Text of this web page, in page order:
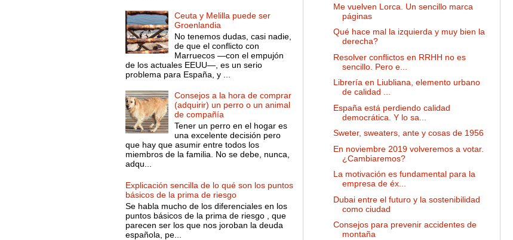
Ceuta y Melilla puede ser
Groenlandia
No tenemos dudas, casi nadie,
de que el conflicto con
Marruecos —con el empujón
de los actuales EEUU—, es un serio
problema para España, y ...
Consejos a la hora de comprar
(adquirir) un perro o un animal
de compañía
Tener un perro en el hogar es
una excelente decisión pero
que hay que asumir entre todos los
miembros de la familia. No se debe, nunca,
adqu...
Explicación sencilla de lo qué son los puntos
básicos de la prima de riesgo
Se habla mucho de los diferenciales en los
puntos básicos de la prima de riesgo , que
parecen ser los que nos joroban la deuda
española, pe...
Me vuelven Lorca. Un sencillo marca
páginas
Qué hace mal la izquierda y muy bien la
derecha?
Resolver conflictos en RRHH no es
sencillo. Pero e...
Librería en Liubliana, elemento urbano
de calidad ...
España está perdiendo calidad
democrática. Y lo sa...
Sweter, sweaters, ante y cosas de 1956
En noviembre 2019 volveremos a votar.
¿Cambiaremos?
La motivación es fundamental para la
empresa de éx...
Dubai entre el futuro y la sostenibilidad
como ciudad
Consejos para prevenir accidentes de
montaña